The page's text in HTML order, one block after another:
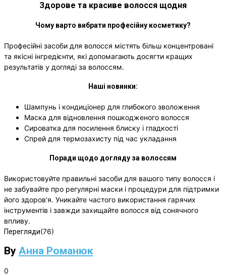
Здорове та красиве волосся щодня
Чому варто вибрати професійну косметику?
Професійні засоби для волосся містять більш концентровані
та якісні інгредієнти, які допомагають досягти кращих
результатів у догляді за волоссям.
Наші новинки:
Шампунь і кондиціонер для глибокого зволоження
Маска для відновлення пошкодженого волосся
Сироватка для посилення блиску і гладкості
Спрей для термозахисту під час укладання
Поради щодо догляду за волоссям
Використовуйте правильні засоби для вашого типу волосся і
не забувайте про регулярні маски і процедури для підтримки
його здоров’я. Уникайте частого використання гарячих
інструментів і завжди захищайте волосся від сонячного
впливу.
Перегляди(76)
By Анна Романюк
0